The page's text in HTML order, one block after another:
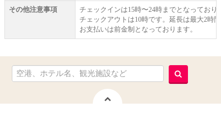
その他注意事項
チェックインは15時〜24時までとなってお
チェックアウトは10時です。延長は最大2時
お支払いは前金制となっております。